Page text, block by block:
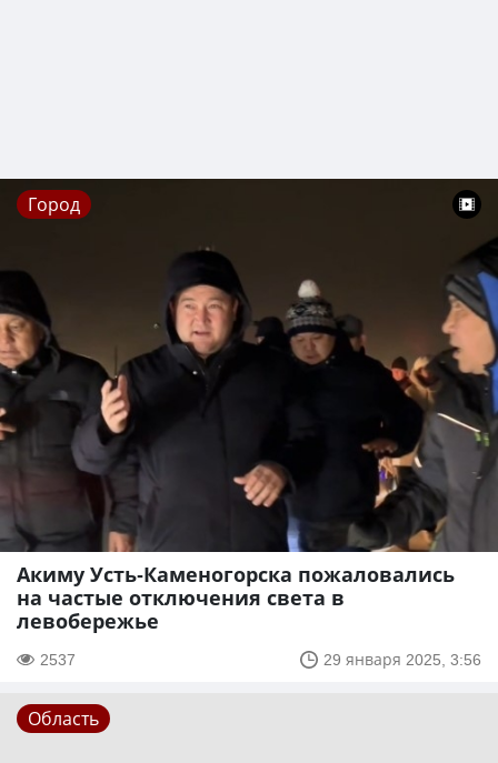
Город
Акиму Усть-Каменогорска пожаловались
на частые отключения света в
левобережье
2537 29 января 2025, 3:56
Область